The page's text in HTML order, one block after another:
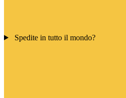
Spedite in tutto il mondo?